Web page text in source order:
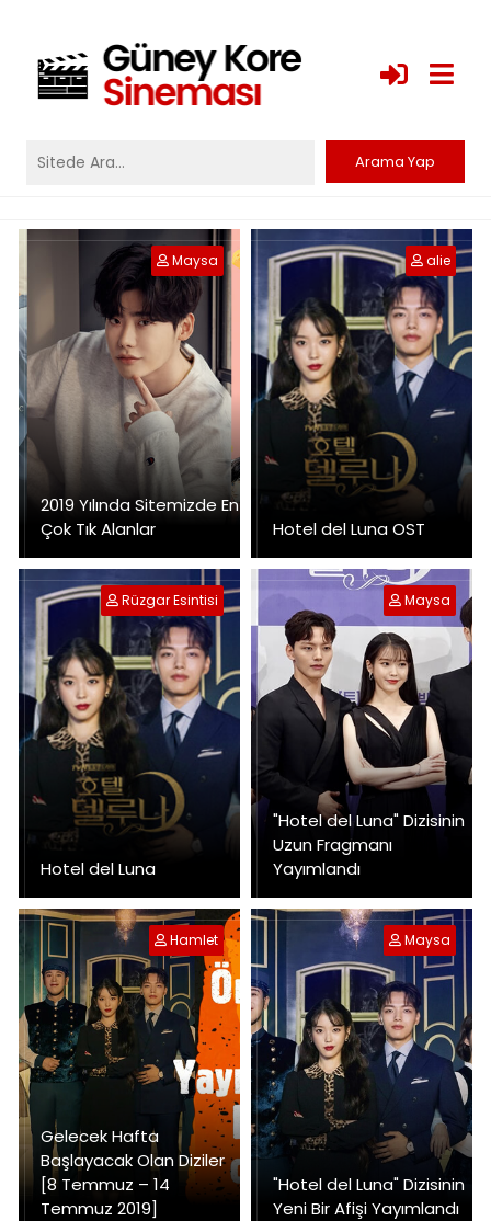
2019 Yılında Sitemizde En
Çok Tık Alanlar
Maysa
Hotel del Luna OST
alie
Hotel del Luna
Rüzgar Esintisi
"Hotel del Luna" Dizisinin
Uzun Fragmanı
Yayımlandı
Maysa
Gelecek Hafta
Başlayacak Olan Diziler
[8 Temmuz – 14
Temmuz 2019]
Hamlet
"Hotel del Luna" Dizisinin
Yeni Bir Afişi Yayımlandı
Maysa